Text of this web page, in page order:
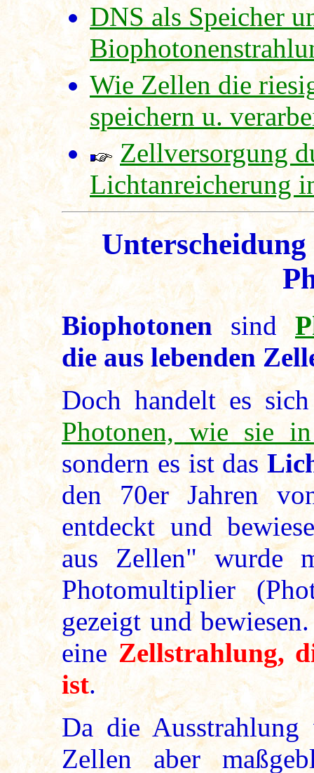
DNS als Speicher
Wie Zellen die
speichern u.
Zellversorgung
Lichtanreicherung
Biophotonen sind
die aus lebenden
Doch handelt es
Photonen, wie sie
sondern es ist das
den 70er Jahren
entdeckt und
aus Zellen" wurde
Photomultiplier
gezeigt und
eineZellstrahlung,
ist.
Da die
Zellen aber